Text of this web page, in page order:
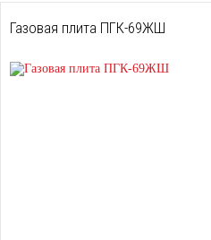
Газовая плита ПГК-69ЖШ